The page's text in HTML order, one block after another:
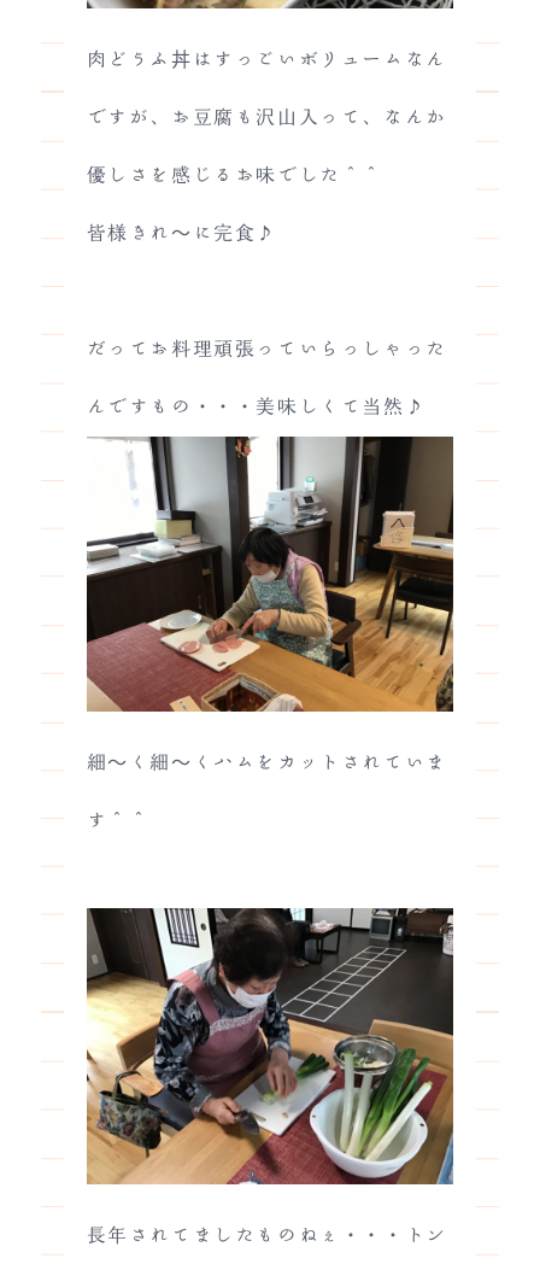
肉どうふ丼はすっごいボリュームなん
ですが、お豆腐も沢山入って、なんか
優しさを感じるお味でした＾＾
皆様きれ～に完食♪
だってお料理頑張っていらっしゃった
んですもの・・・美味しくて当然♪
細～く細～くハムをカットされていま
す＾＾
長年されてましたものねぇ・・・トン